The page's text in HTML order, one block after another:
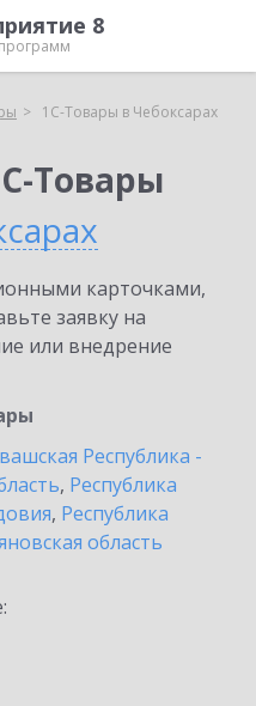
8
1С-Товары в Чебоксарах
Товары
карточками,
заявку на
или внедрение
Республика -
, Республика
, Республика
область